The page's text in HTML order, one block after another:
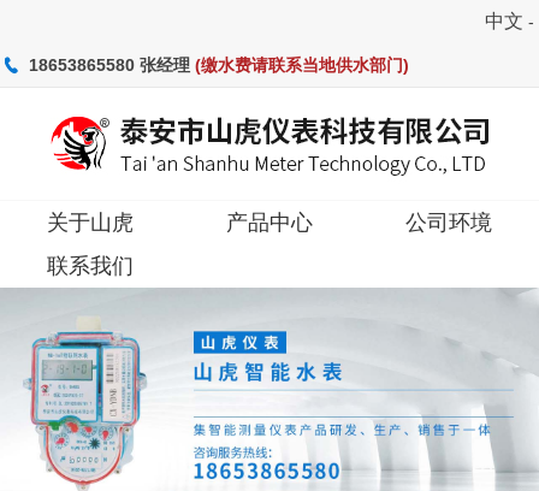
中文 -
18653865580 张经理(缴水费请联系当地供水部门)
关于山虎
关于山虎
产品中心
公司环境
联系我们